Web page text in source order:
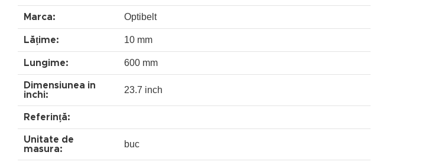
Marca: Optibelt
Lățime: 10 mm
Lungime: 600 mm
Dimensiunea in
inchi:
23.7 inch
Referință:
Unitate de
masura:
buc